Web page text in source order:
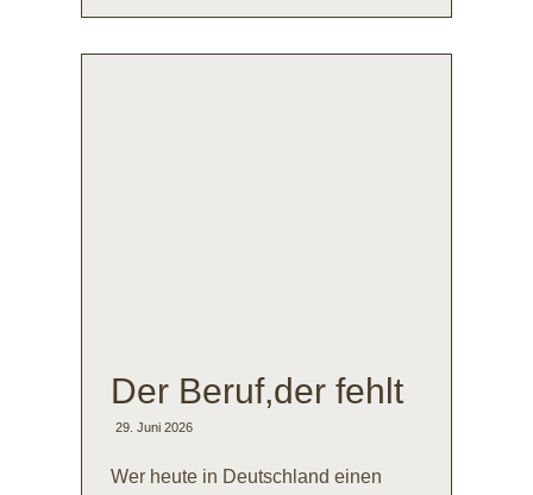
Der Beruf,der fehlt
29. Juni 2026
Wer heute in Deutschland einen